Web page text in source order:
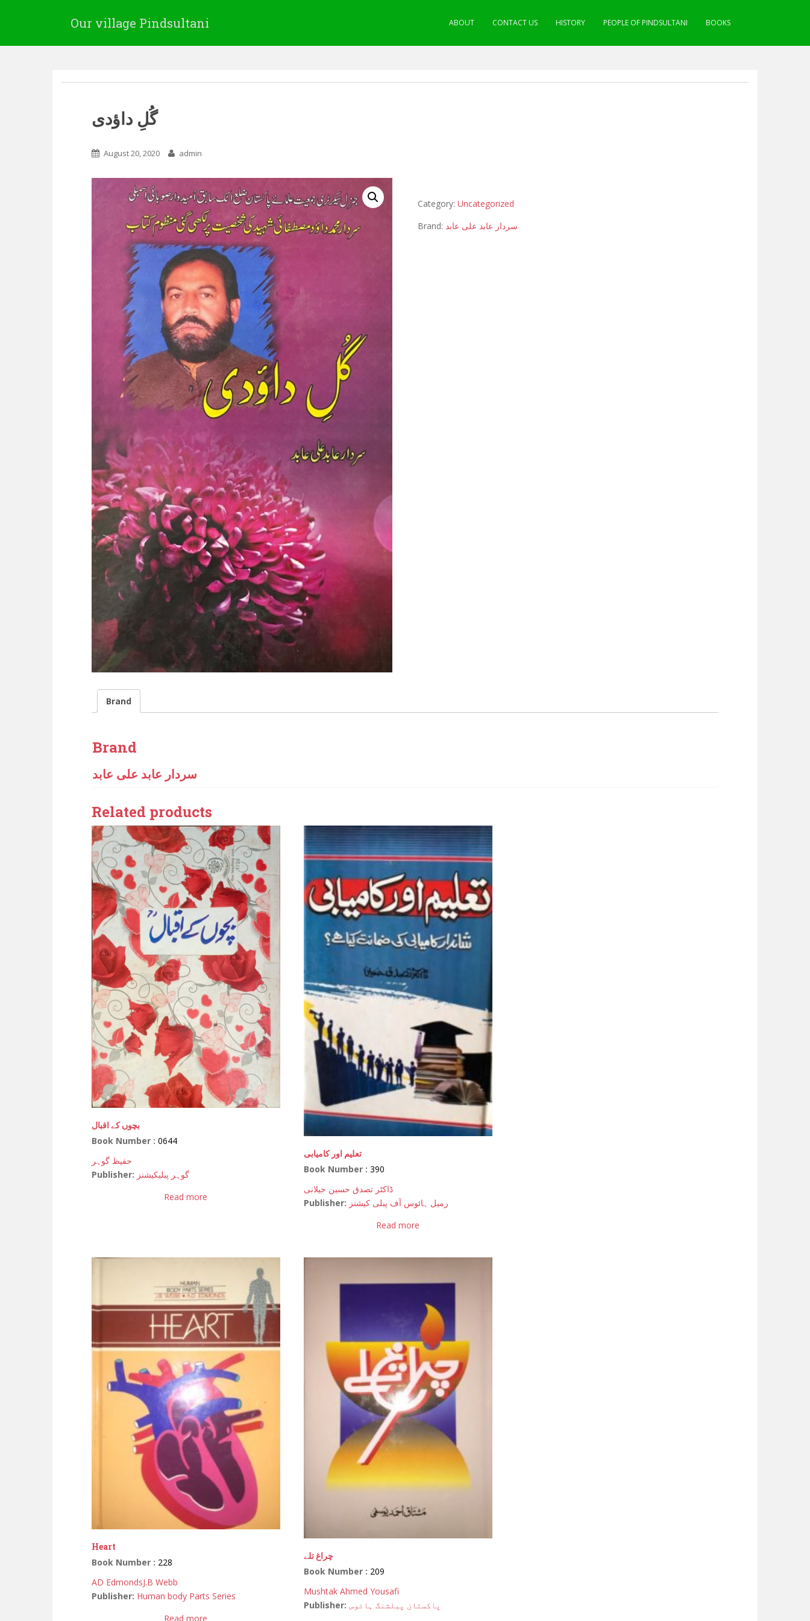
Our village Pindsultani ABOUT CONTACT US HISTORY PEOPLE OF PINDSULTANI BOOKS
گُلِ داؤدی
August 20, 2020 admin
Category: Uncategorized
Brand: سردار عابد علی عابد
Brand
Brand
سردار عابد علی عابد
Related products
بچوں کے اقبال
Book Number : 0644
حفیظ گوہر
Publisher: گوہر پبلیکیشنز
Read more
تعلیم اور کامیابی
Book Number :390
ڈاکٹر تصدق حسین جیلانی
Publisher: رمیل ہائوس آف پبلی کیشنز
Read more
Heart
Book Number : 228
AD EdmondsJ.B Webb
Publisher: Human body Parts Series
Read more
چراغ تلے
Book Number : 209
Mushtak Ahmed Yousafi
Publisher: پاکستان پبلشنگ ہائوس